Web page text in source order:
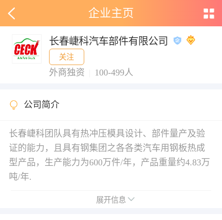
企业主页
长春崨科汽车部件有限公司
关注
外商独资 100-499人
公司简介
长春崨科团队具有热冲压模具设计、部件量产及验
证的能力，且具有钢集团之各各类汽车用钢板热成
型产品，生产能力为600万件/年，产品重量约4.83万
吨/年.
展开信息